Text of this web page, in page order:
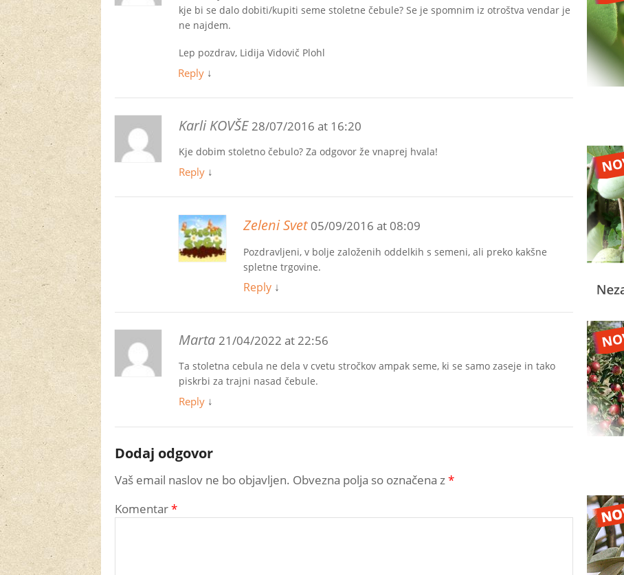
kje bi se dalo dobiti/kupiti seme stoletne čebule? Se je spomnim iz otroštva vendar je
ne najdem.
Lep pozdrav, Lidija Vidovič Plohl
Reply ↓
Karli KOVŠE28/07/2016 at 16:20
Kje dobim stoletno čebulo? Za odgovor že vnaprej hvala!
Reply ↓
Zeleni Svet 05/09/2016 at 08:09
Pozdravljeni, v bolje založenih oddelkih s semeni, ali preko kakšne
spletne trgovine.
Reply ↓
Marta21/04/2022 at 22:56
Ta stoletna cebula ne dela v cvetu stročkov ampak seme, ki se samo zaseje in tako
piskrbi za trajni nasad čebule.
Reply ↓
Dodaj odgovor
Vaš email naslov ne bo objavljen. Obvezna polja so označena z*
Komentar*